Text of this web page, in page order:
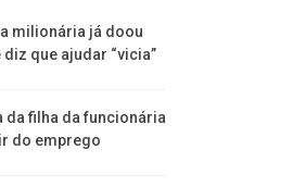
milionária já doou
que ajudar “vicia”
da filha da funcionária
do emprego